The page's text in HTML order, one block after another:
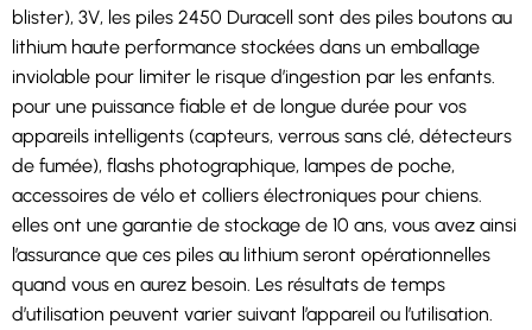
blister), 3V, les piles 2450 Duracell sont des piles boutons au
lithium haute performance stockées dans un emballage
inviolable pour limiter le risque d’ingestion par les enfants.
pour une puissance fiable et de longue durée pour vos
appareils intelligents (capteurs, verrous sans clé, détecteurs
de fumée), flashs photographique, lampes de poche,
accessoires de vélo et colliers électroniques pour chiens.
elles ont une garantie de stockage de 10 ans, vous avez ainsi
l’assurance que ces piles au lithium seront opérationnelles
quand vous en aurez besoin. Les résultats de temps
d’utilisation peuvent varier suivant l’appareil ou l’utilisation.